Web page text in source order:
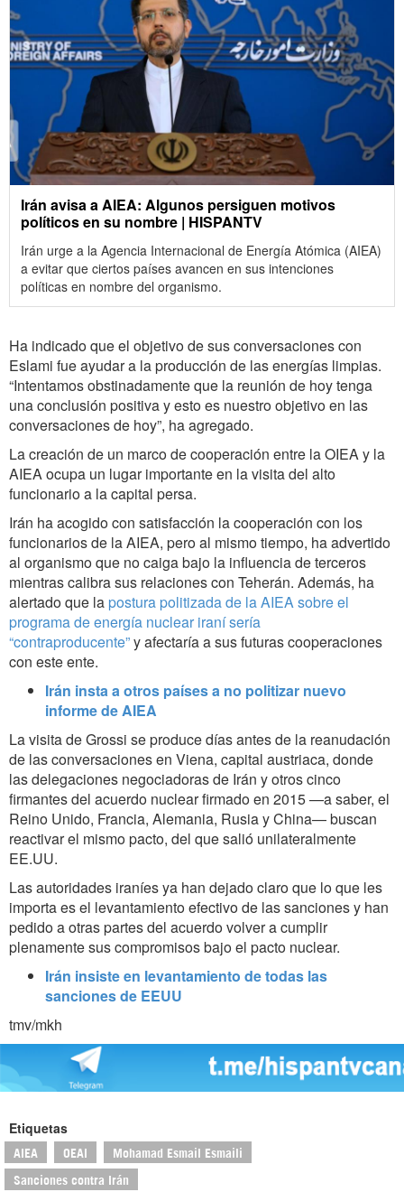
Irán avisa a AIEA: Algunos persiguen motivos
políticos en su nombre | HISPANTV
Irán urge a la Agencia Internacional de Energía Atómica (AIEA)
a evitar que ciertos países avancen en sus intenciones
políticas en nombre del organismo.
Ha indicado que el objetivo de sus conversaciones con
Eslami fue ayudar a la producción de las energías limpias.
“Intentamos obstinadamente que la reunión de hoy tenga
una conclusión positiva y esto es nuestro objetivo en las
conversaciones de hoy”, ha agregado.
La creación de un marco de cooperación entre la OIEA y la
AIEA ocupa un lugar importante en la visita del alto
funcionario a la capital persa.
Irán ha acogido con satisfacción la cooperación con los
funcionarios de la AIEA, pero al mismo tiempo, ha advertido
al organismo que no caiga bajo la influencia de terceros
mientras calibra sus relaciones con Teherán. Además, ha
alertado que la postura politizada de la AIEA sobre el
programa de energía nuclear iraní sería
“contraproducente”y afectaría a sus futuras cooperaciones
con este ente.
Irán insta a otros países a no politizar nuevo
informe de AIEA
La visita de Grossi se produce días antes de la reanudación
de las conversaciones en Viena, capital austriaca, donde
las delegaciones negociadoras de Irán y otros cinco
firmantes del acuerdo nuclear firmado en 2015 —a saber, el
Reino Unido, Francia, Alemania, Rusia y China— buscan
reactivar el mismo pacto, del que salió unilateralmente
EE.UU.
Las autoridades iraníes ya han dejado claro que lo que les
importa es el levantamiento efectivo de las sanciones y han
pedido a otras partes del acuerdo volver a cumplir
plenamente sus compromisos bajo el pacto nuclear.
Irán insiste en levantamiento de todas las
sanciones de EEUU
tmv/mkh
Etiquetas
AIEA OEAI Mohamad Esmail Esmaili
Sanciones contra Irán